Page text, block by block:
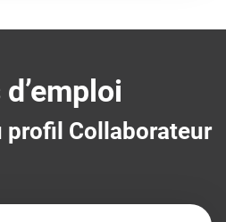
profil Collaborateur